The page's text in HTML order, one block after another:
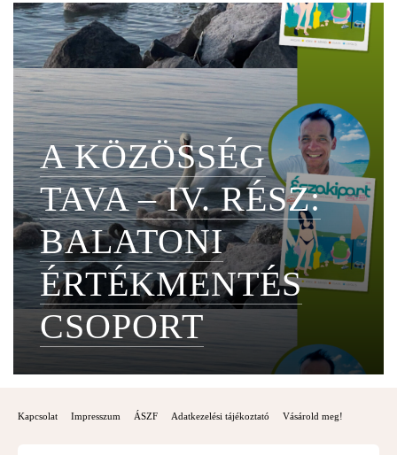
A KÖZÖSSÉG
TAVA – IV. RÉSZ:
BALATONI
ÉRTÉKMENTÉS
CSOPORT
Kapcsolat Impresszum ÁSZF Adatkezelési tájékoztató Vásárold meg!